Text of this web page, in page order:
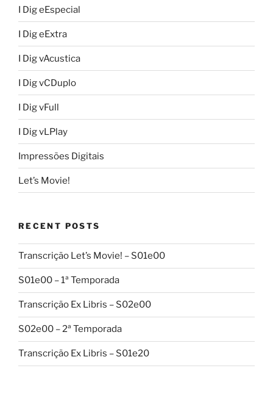
I Dig eEspecial
I Dig eExtra
I Dig vAcustica
I Dig vCDuplo
I Dig vFull
I Dig vLPlay
Impressões Digitais
Let’s Movie!
RECENT POSTS
Transcrição Let’s Movie! – S01e00
S01e00 – 1ª Temporada
Transcrição Ex Libris – S02e00
S02e00 – 2ª Temporada
Transcrição Ex Libris – S01e20